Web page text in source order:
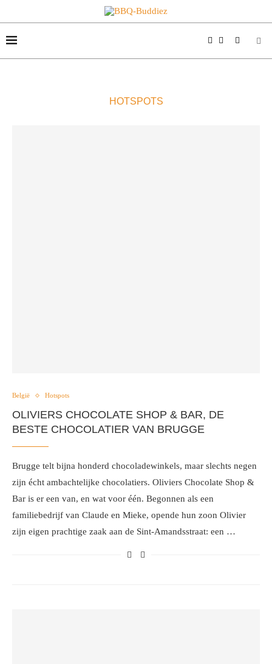
HOTSPOTS
België Hotspots
OLIVIERS CHOCOLATE SHOP & BAR, DE
BESTE CHOCOLATIER VAN BRUGGE
Brugge telt bijna honderd chocoladewinkels, maar slechts negen
zijn écht ambachtelijke chocolatiers. Oliviers Chocolate Shop &
Bar is er een van, en wat voor één. Begonnen als een
familiebedrijf van Claude en Mieke, opende hun zoon Olivier
zijn eigen prachtige zaak aan de Sint-Amandsstraat: een …